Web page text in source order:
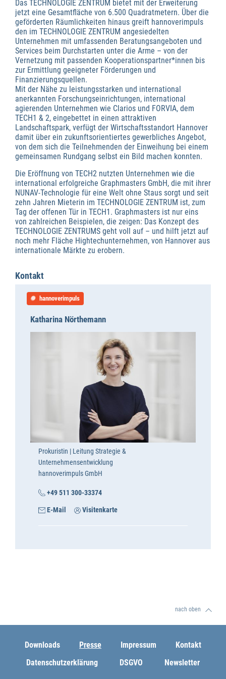
Das TECHNOLOGIE ZENTRUM bietet mit der Erweiterung
jetzt eine Gesamtfläche von 6.500 Quadratmetern. Über die
geförderten Räumlichkeiten hinaus greift hannoverimpuls
den im TECHNOLOGIE ZENTRUM angesiedelten
Unternehmen mit umfassenden Beratungsangeboten und
Services beim Durchstarten unter die Arme – von der
Vernetzung mit passenden Kooperationspartner*innen bis
zur Ermittlung geeigneter Förderungen und
Finanzierungsquellen.
Mit der Nähe zu leistungsstarken und international
anerkannten Forschungseinrichtungen, international
agierenden Unternehmen wie Clarios und FORVIA, dem
TECH1 & 2, eingebettet in einen attraktiven
Landschaftspark, verfügt der Wirtschaftsstandort Hannover
damit über ein zukunftsorientiertes gewerbliches Angebot,
von dem sich die Teilnehmenden der Einweihung bei einem
gemeinsamen Rundgang selbst ein Bild machen konnten.
Die Eröffnung von TECH2 nutzten Unternehmen wie die
international erfolgreiche Graphmasters GmbH, die mit ihrer
NUNAV-Technologie für eine Welt ohne Staus sorgt und seit
zehn Jahren Mieterin im TECHNOLOGIE ZENTRUM ist, zum
Tag der offenen Tür in TECH1. Graphmasters ist nur eins
von zahlreichen Beispielen, die zeigen: Das Konzept des
TECHNOLOGIE ZENTRUMS geht voll auf – und hilft jetzt auf
noch mehr Fläche Hightechunternehmen, von Hannover aus
internationale Märkte zu erobern.
Kontakt
hannoverimpuls
Katharina Nörthemann
Prokuristin | Leitung Strategie &
Unternehmensentwicklung
hannoverimpuls GmbH
+49 511 300-33374
E-Mail Visitenkarte
nach oben
Downloads Presse Impressum
Kontakt
Datenschutzerklärung
DSGVO Newsletter